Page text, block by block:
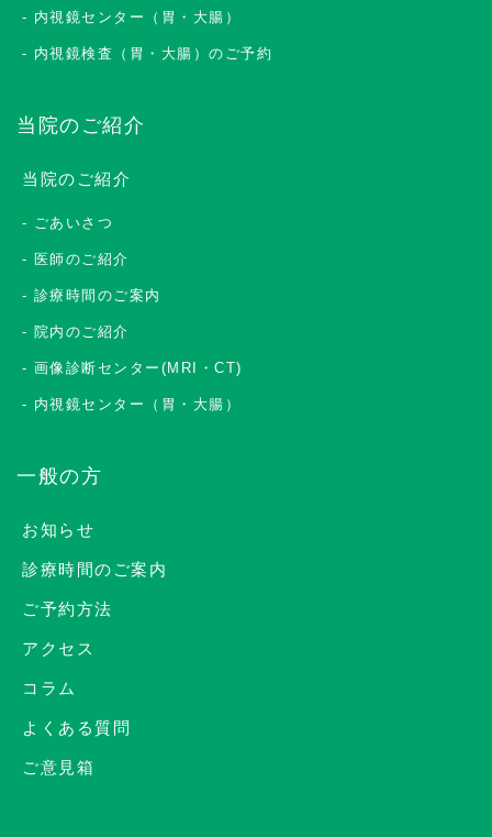
内視鏡センター（胃・大腸）
内視鏡検査（胃・大腸）のご予約
当院のご紹介
当院のご紹介
ごあいさつ
医師のご紹介
診療時間のご案内
院内のご紹介
画像診断センター(MRI・CT)
内視鏡センター（胃・大腸）
一般の方
お知らせ
診療時間のご案内
ご予約方法
アクセス
コラム
よくある質問
ご意見箱